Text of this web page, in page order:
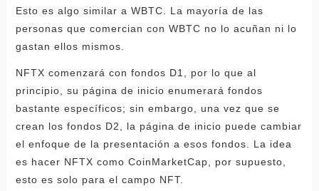
Esto es algo similar a WBTC. La mayoría de las
personas que comercian con WBTC no lo acuñan ni lo
gastan ellos mismos.
NFTX comenzará con fondos D1, por lo que al
principio, su página de inicio enumerará fondos
bastante específicos; sin embargo, una vez que se
crean los fondos D2, la página de inicio puede cambiar
el enfoque de la presentación a esos fondos. La idea
es hacer NFTX como CoinMarketCap, por supuesto,
esto es solo para el campo NFT.